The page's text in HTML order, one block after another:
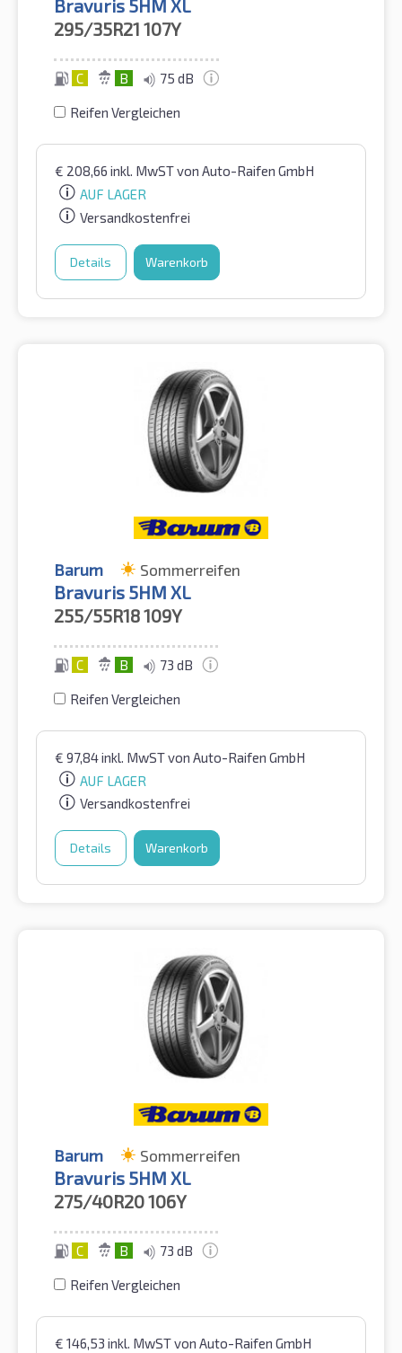
Bravuris 5HM XL
295/35R21 107Y
C B 75 dB
Reifen Vergleichen
€ 208,66 inkl. MwSTvon Auto-Raifen GmbH
AUF LAGER
Versandkostenfrei
Details Warenkorb
Barum Sommerreifen
Bravuris 5HM XL
255/55R18109Y
C B 73 dB
Reifen Vergleichen
€ 97,84inkl. MwSTvon Auto-Raifen GmbH
AUF LAGER
Versandkostenfrei
Details Warenkorb
Barum Sommerreifen
Bravuris 5HM XL
275/40R20106Y
C B 73 dB
Reifen Vergleichen
€ 146,53 inkl. MwSTvon Auto-Raifen GmbH